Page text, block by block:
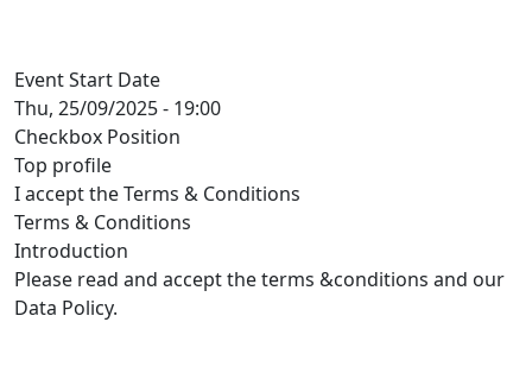
Event Start Date
Thu, 25/09/2025 - 19:00
Checkbox Position
Top profile
I accept the Terms & Conditions
Terms & Conditions
Introduction
Please read and accept the terms &conditions and our
Data Policy.